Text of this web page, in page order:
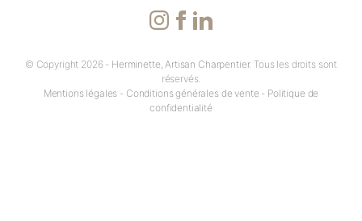
© Copyright 2026 - Herminette, Artisan Charpentier. Tous les droits sont
réservés.
Mentions légales - Conditions générales de vente - Politique de
confidentialité